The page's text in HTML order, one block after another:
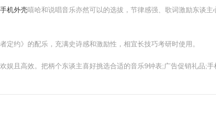
机外壳嘻哈和说唱音乐亦然可以的选拔，节律感强、歌词激励东谈
约》的配乐，充满史诗感和激励性，相宜长技巧考研时使用。
娱且高效。把柄个东谈主喜好挑选合适的音乐9钟表;广告促销礼品;